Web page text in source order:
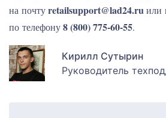
на почтуretailsupport@lad24.ruили
по телефону8 (800) 775-60-55.
Кирилл Сутырин
Руководитель